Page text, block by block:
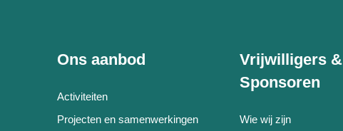
Ons aanbod
Activiteiten
Projecten en samenwerkingen
Vrijwilligers &
Sponsoren
Wie wij zijn